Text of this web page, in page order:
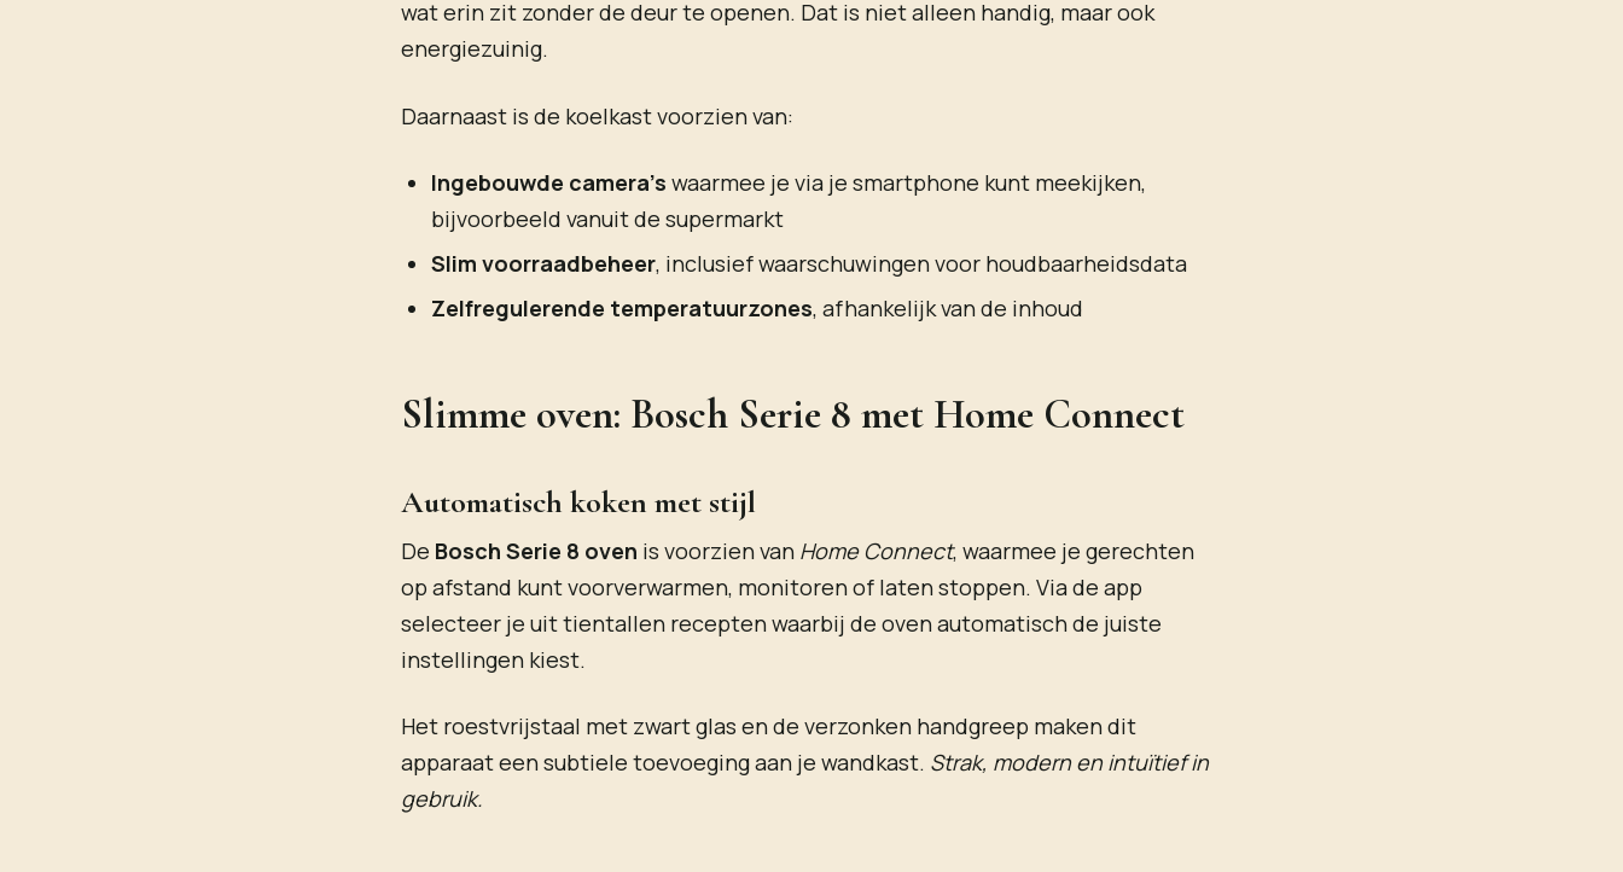
wat erin zit zonder de deur te openen. Dat is niet alleen handig, maar ook
energiezuinig.
Daarnaast is de koelkast voorzien van:
Ingebouwde camera’s waarmee je via je smartphone kunt meekijken,
bijvoorbeeld vanuit de supermarkt
Slim voorraadbeheer, inclusief waarschuwingen voor houdbaarheidsdata
Zelfregulerende temperatuurzones, afhankelijk van de inhoud
Slimme oven: Bosch Serie 8 met Home Connect
Automatisch koken met stijl
De Bosch Serie 8 oven is voorzien van Home Connect, waarmee je gerechten
op afstand kunt voorverwarmen, monitoren of laten stoppen. Via de app
selecteer je uit tientallen recepten waarbij de oven automatisch de juiste
instellingen kiest.
Het roestvrijstaal met zwart glas en de verzonken handgreep maken dit
apparaat een subtiele toevoeging aan je wandkast. Strak, modern en intuïtief in
gebruik.